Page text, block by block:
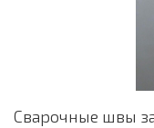
Сварочные швы